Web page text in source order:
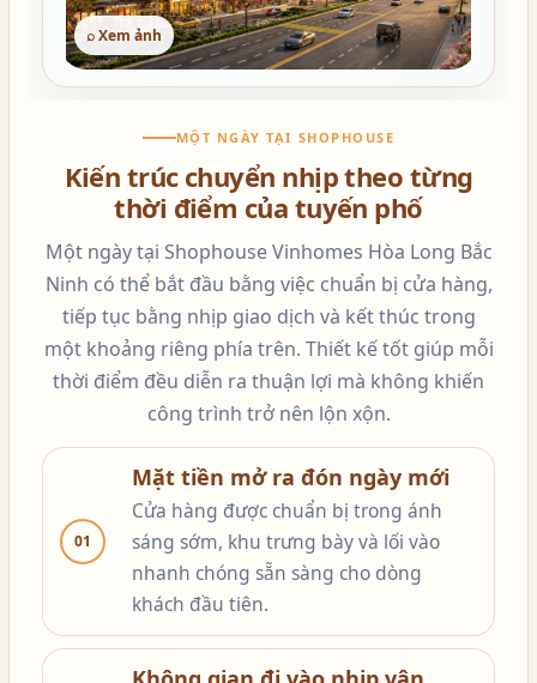
⌕ Xem ảnh
MỘT NGÀY TẠI SHOPHOUSE
Kiến trúc chuyển nhịp theo từng
thời điểm của tuyến phố
Một ngày tại Shophouse Vinhomes Hòa Long Bắc
Ninh có thể bắt đầu bằng việc chuẩn bị cửa hàng,
tiếp tục bằng nhịp giao dịch và kết thúc trong
một khoảng riêng phía trên. Thiết kế tốt giúp mỗi
thời điểm đều diễn ra thuận lợi mà không khiến
công trình trở nên lộn xộn.
01
Mặt tiền mở ra đón ngày mới
Cửa hàng được chuẩn bị trong ánh
sáng sớm, khu trưng bày và lối vào
nhanh chóng sẵn sàng cho dòng
khách đầu tiên.